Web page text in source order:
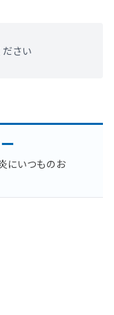
さい
にいつものお